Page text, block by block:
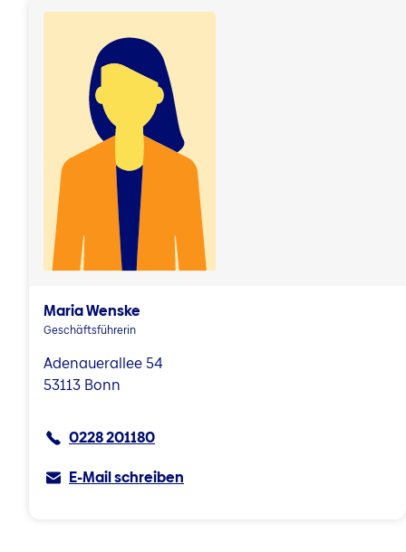
Maria Wenske
Geschäftsführerin
Adenauerallee 54
53113 Bonn
0228 201180
E-Mail schreiben